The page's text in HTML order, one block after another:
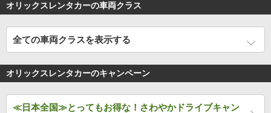
オリックスレンタカーの車両クラス
全ての車両クラスを表示する
オリックスレンタカーのキャンペーン
≪日本全国≫とってもお得な！さわやかドライブキャン